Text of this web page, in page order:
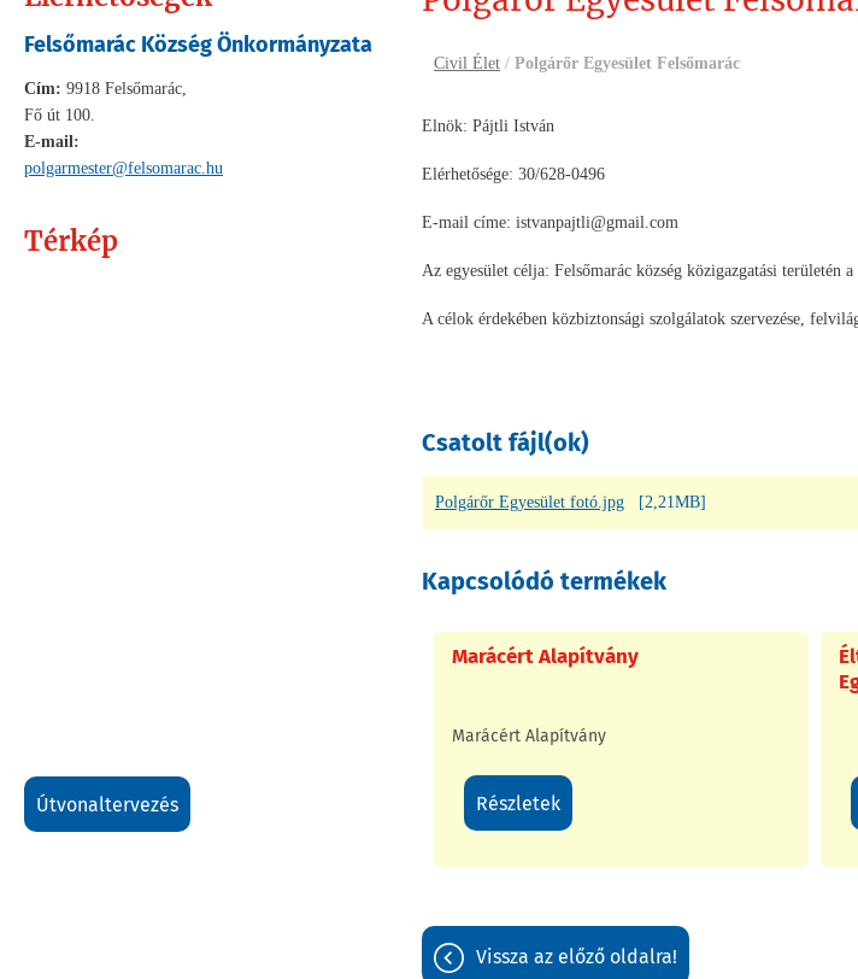
Felsőmarác Község Önkormányzata
Cím: 9918 Felsőmarác,
Fő út 100.
E-mail:
polgarmester@felsomarac.hu
Térkép
útvonaltervezés
Civil Élet / Polgárőr Egyesület Felsőmarác
Elnök: Pájtli István
Elérhetősége: 30/628-0496
E-mail címe: istvanpajtli@gmail.com
Az egyesület célja: Felsőmarác község közigazgatási területén
A célok érdekében közbiztonsági szolgálatok szervezése,
Csatolt fájl(ok)
Polgárőr Egyesület fotó.jpg [2,21MB]
Kapcsolódó termékek
Marácért Alapítvány
Marácért Alapítvány
részletek
vissza az előző oldalra!